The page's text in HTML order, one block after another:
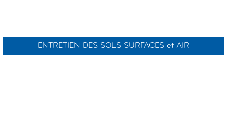
ENTRETIEN DES SOLS SURFACES et AIR